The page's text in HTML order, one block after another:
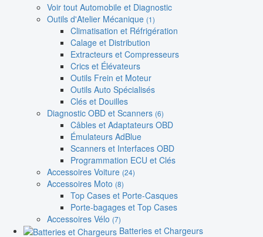
Voir tout Automobile et Diagnostic
Outils d'Atelier Mécanique (1)
Climatisation et Réfrigération
Calage et Distribution
Extracteurs et Compresseurs
Crics et Élévateurs
Outils Frein et Moteur
Outils Auto Spécialisés
Clés et Douilles
Diagnostic OBD et Scanners (6)
Câbles et Adaptateurs OBD
Émulateurs AdBlue
Scanners et Interfaces OBD
Programmation ECU et Clés
Accessoires Voiture (24)
Accessoires Moto (8)
Top Cases et Porte-Casques
Porte-bagages et Top Cases
Accessoires Vélo (7)
Batteries et Chargeurs